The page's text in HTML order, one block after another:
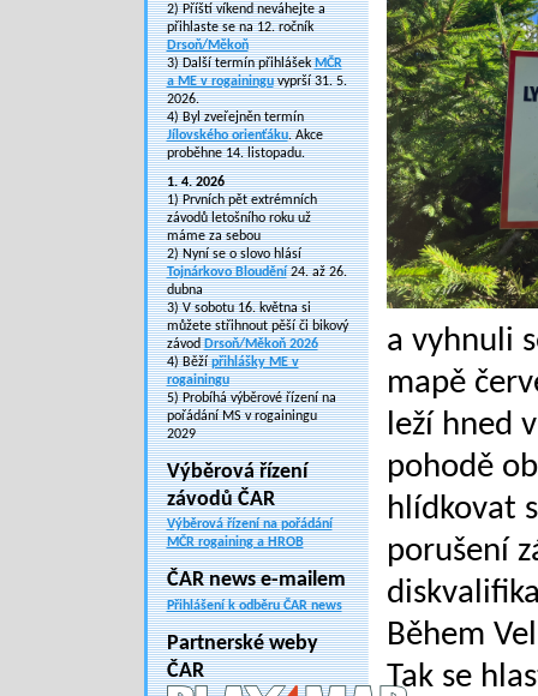
2) Příští víkend neváhejte a
přihlaste se na 12. ročník
Drsoň/Měkoň
3) Další termín přihlášekMČR
a ME v rogaininguvyprší 31. 5.
2026.
4) Byl zveřejněn termín
Jílovského orienťáku. Akce
proběhne 14. listopadu.
1. 4. 2026
1) Prvních pět extrémních
závodů letošního roku už
máme za sebou
2) Nyní se o slovo hlásí
Tojnárkovo Bloudění24. až 26.
dubna
3) V sobotu 16. května si
můžete střihnout pěší či bikový
závodDrsoň/Měkoň 2026
4) Běžípřihlášky ME v
rogainingu
5) Probíhá výběrové řízení na
pořádání MS v rogainingu
2029
Výběrová řízení
závodů ČAR
Výběrová řízení na pořádání
MČR rogaining a HROB
ČAR news e-mailem
Přihlášení k odběru ČAR news
Partnerské weby
ČAR
a vyhnuli
mapě
leží hned
pohodě
hlídkovat
porušení
Během
Tak se